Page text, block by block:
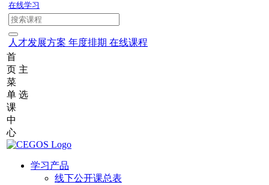
在线学习
人才发展方案 年度排期 在线课程
首
页 主
菜
单 选
课
中
心
学习产品
线下公开课总表